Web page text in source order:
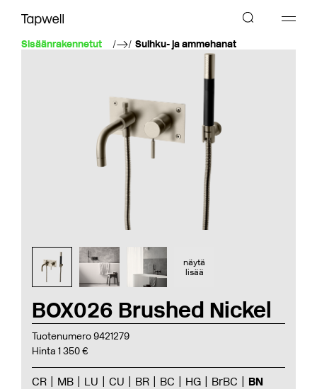
Sisäänrakennetut Suihku- ja ammehanat
BOX026 Brushed Nickel
Tuotenumero 9421279
Hinta 1 350 €
CR MB LU CU BR BC HG BrBC BN
näytä
lisää